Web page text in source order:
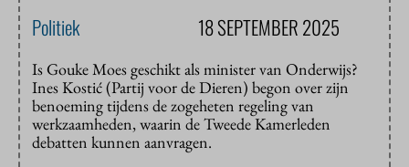
Politiek 18 SEPTEMBER 2025
Is Gouke Moes geschikt als minister van Onderwijs?
Ines Kostić (Partij voor de Dieren) begon over zijn
benoeming tijdens de zogeheten regeling van
werkzaamheden, waarin de Tweede Kamerleden
debatten kunnen aanvragen.